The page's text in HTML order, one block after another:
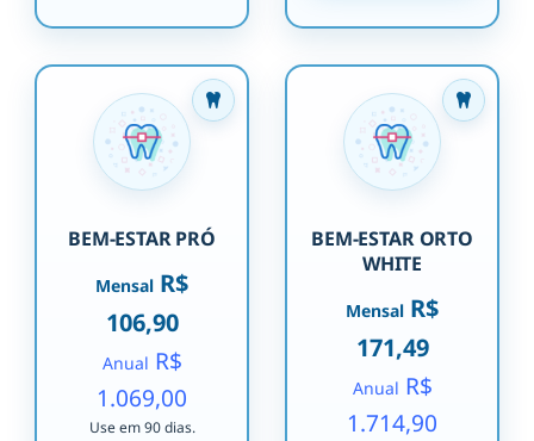
BEM-ESTAR PRÓ
Mensal R$
106,90
Anual R$
1.069,00
Use em 90 dias.
BEM-ESTAR ORTO
WHITE
Mensal R$
171,49
Anual R$
1.714,90